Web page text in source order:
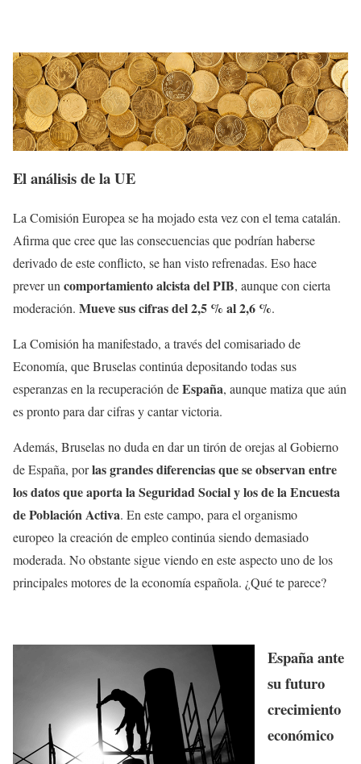
El análisis de la UE
La Comisión Europea se ha mojado esta vez con el tema catalán.
Afirma que cree que las consecuencias que podrían haberse
derivado de este conflicto, se han visto refrenadas. Eso hace
prever un comportamiento alcista del PIB, aunque con cierta
moderación. Mueve sus cifras del 2,5 % al 2,6 %.
La Comisión ha manifestado, a través del comisariado de
Economía, que Bruselas continúa depositando todas sus
esperanzas en la recuperación deEspaña, aunque matiza que aún
es pronto para dar cifras y cantar victoria.
Además, Bruselas no duda en dar un tirón de orejas al Gobierno
de España, porlas grandes diferencias que se observan entre
los datos que aporta la Seguridad Social y los de la Encuesta
de Población Activa. En este campo, para el organismo
europeo la creación de empleo continúa siendo demasiado
moderada. No obstante sigue viendo en este aspecto uno de los
principales motores de la economía española. ¿Qué te parece?
España ante
su futuro
crecimiento
económico